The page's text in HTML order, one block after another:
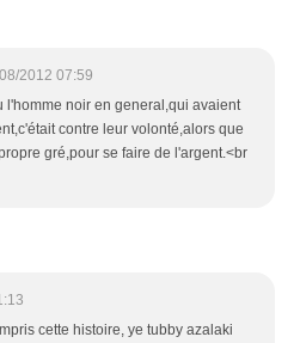
2012 07:59
l'homme noir en general,qui avaient
contre leur volonté,alors que
gré,pour se faire de l'argent.<br
cette histoire, ye tubby azalaki